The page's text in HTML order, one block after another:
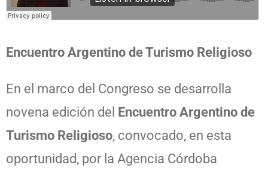
Encuentro Argentino de Turismo Religioso
En el marco del Congreso se desarrolla
novena edición del Encuentro Argentino de
Turismo Religioso, convocado, en esta
oportunidad, por la Agencia Córdoba